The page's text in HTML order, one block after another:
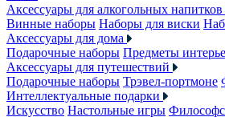
Аксессуары для алкогольных напитков
Винные наборы Наборы для виски
Аксессуары для дома
Подарочные наборы Предметы
Аксессуары для путешествий
Подарочные наборы Трэвел-портмоне
Интеллектуальные подарки
Искусство Настольные игры